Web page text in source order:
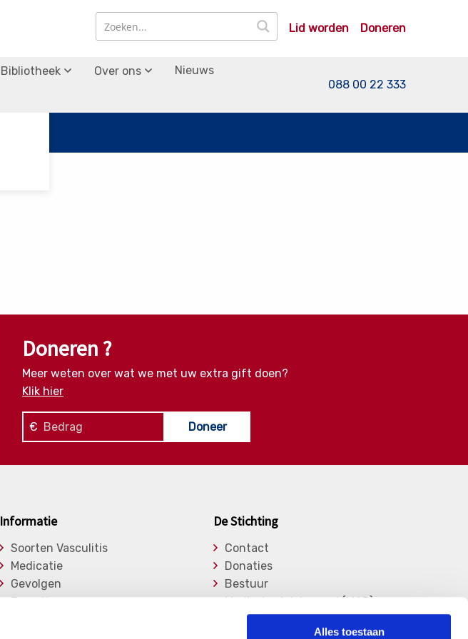
Alles toestaan
Zoek
Lid worden Doneren
Bibliotheek Over ons Nieuws
088 00 22 333
Doneren ?
Meer weten over wat we met uw extra gift doen?
Klik hier
€ Doneer
Informatie
Soorten Vasculitis
Medicatie
Gevolgen
Expertise
De Stichting
Contact
Donaties
Bestuur
Medische Adviesraad (MAR)
Lid worden